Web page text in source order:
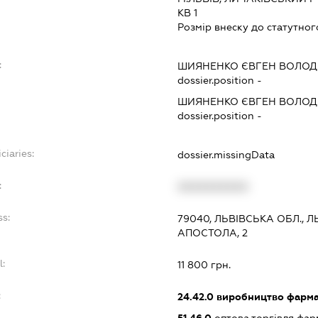
КВ 1
Розмір внеску до
ШИЯНЕНКО ЄВГЕН
dossier.position -
ШИЯНЕНКО ЄВГЕН
dossier.position -
dossier.missingData
79040, ЛЬВІВСЬКА ОБЛ.,
АПОСТОЛА, 2
11 800 грн.
24.42.0 виробництво